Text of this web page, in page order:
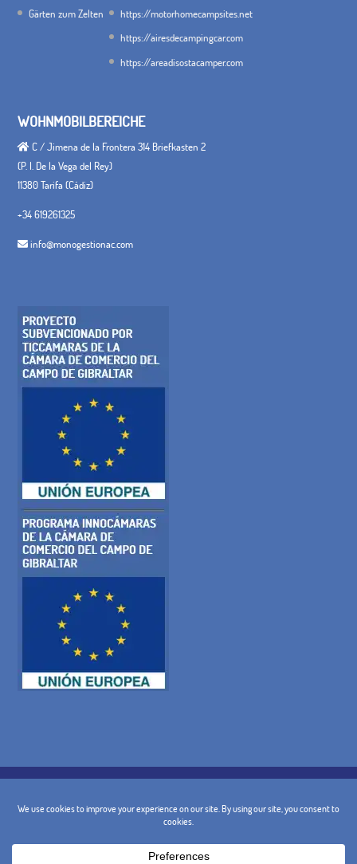
Gärten zum Zelten
https://motorhomecampsites.net
https://airesdecampingcar.com
https://areadisostacamper.com
WOHNMOBILBEREICHE
C / Jimena de la Frontera 314 Briefkasten 2
(P. I. De la Vega del Rey)
11380 Tarifa (Cádiz)
+34 619261325
info@monogestionac.com
RECHTLICHE WARNUNG
ALLGEMEINE BEDINGUNGEN
STORNIERUNGSBEDINGUNGEN